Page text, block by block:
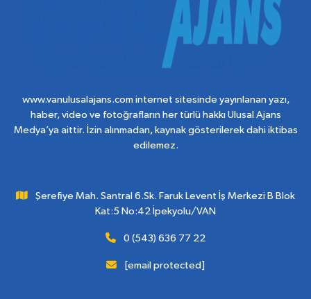
www.vanulusalajans.com internet sitesinde yayınlanan yazı,
haber, video ve fotoğrafların her türlü hakkı Ulusal Ajans
Medya’ya aittir. İzin alınmadan, kaynak gösterilerek dahi iktibas
edilemez.
Şerefiye Mah. Santral 6.Sk. Faruk Levent İş Merkezi B Blok
Kat:5 No:42 İpekyolu/VAN
0 (543) 636 77 22
[email protected]